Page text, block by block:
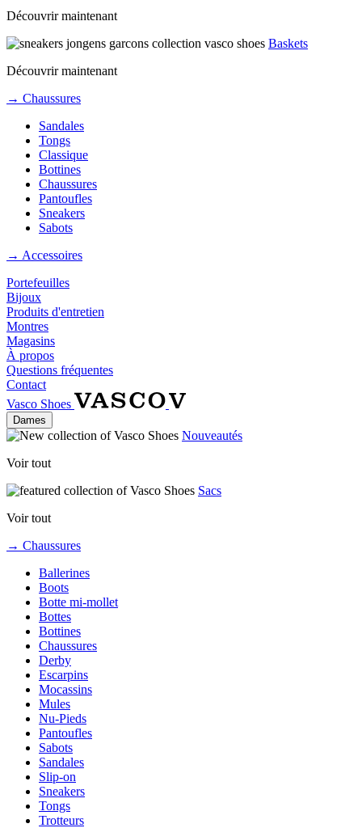
Découvrir maintenant
Baskets
Découvrir maintenant
→ Chaussures
Sandales
Tongs
Classique
Bottines
Chaussures
Pantoufles
Sneakers
Sabots
→ Accessoires
Portefeuilles
Bijoux
Produits d'entretien
Montres
Magasins
À propos
Questions fréquentes
Contact
Vasco Shoes
Dames
Nouveautés
Voir tout
Sacs
Voir tout
→ Chaussures
Ballerines
Boots
Botte mi-mollet
Bottes
Bottines
Chaussures
Derby
Escarpins
Mocassins
Mules
Nu-Pieds
Pantoufles
Sabots
Sandales
Slip-on
Sneakers
Tongs
Trotteurs